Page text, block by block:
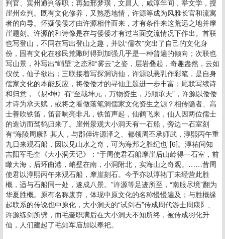
判官、宾州通判等职；再如邢梦璜，文昌人，咸淳年间，举文学，授
崖州佥判。既有文化修养，又熟悉地情，许源等成为风雅长官和流寓
者的向导。怀疑倭倭才由许源相伴而来，才有条件来这荒远之地并摩
崖题刻。许源的和诗像是在与倭倭才有过当面交流情况下作出。首联
也写登山，不同在写出登山之趣，并以“儒衣”突出了自己的文化身
份，固有文化在移民荒陬时得到加强几乎是一种普遍的倾向；次联也
写山景，补写出“峭壁”之态和“雾云”之姿，层岩叠起，奇趣盎然，云如
仪仗，仙子欲出；三联接着写探洞访仙，许源以悬乳作彩笔，是自身
儒家文化的本能反应，将倭倭才的寻仙主题进一步丰富；尾联写续诗
和归意，《易•坤》有“至哉坤元，万物资生，乃顺承天”，许源以倭倭
才诗为承天赋，或将之看做落笔洞儒家文化资生之源？相传隐者、高
士善吹铁笛，笛音响亮非凡，铁笛声起，仙鹤飞来，仙人因两位儒士
的造访而驾鹤归来了。崖州景观大小洞天有一石船，旁边一石室刻
有“海陵周康阝其人，与郡倅许源泽之、都领周丕承师武，淳熙丙午重
九日来观石船，因以见山水之奇，可为海邦之胜纪也”[6]。淳祐间知
吉阳军毛奎《大小洞天记》：“于周使君石船摩崖后山岭得一石室，前
瞰大海，后环曲港，峭壁在南，小洞附北，实海山之奇观。……昔周
使君以淳熙丙午来观石船，摩崖刻石。今予亦以淳祐丁未经营此胜
概，适与石船同一处，遂成八景。”许源等足迹所至，“南服尽境”翻为
华夏胜概。原有名称废弃，体现中原文化的名称慢慢遍及；与胜概缘
起联系的传说也中原化，大小洞天的“试剑石”传成周代游士周康阝、
许源练剑所劈，而毛奎职满后在大小洞天不知所终，被传成羽化升
仙，人们建起了毛知军庙加以奉祀。